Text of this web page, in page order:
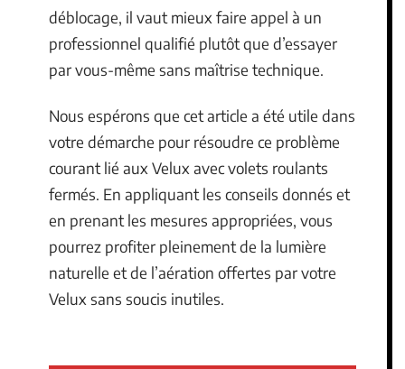
déblocage, il vaut mieux faire appel à un
professionnel qualifié plutôt que d’essayer
par vous-même sans maîtrise technique.
Nous espérons que cet article a été utile dans
votre démarche pour résoudre ce problème
courant lié aux Velux avec volets roulants
fermés. En appliquant les conseils donnés et
en prenant les mesures appropriées, vous
pourrez profiter pleinement de la lumière
naturelle et de l’aération offertes par votre
Velux sans soucis inutiles.